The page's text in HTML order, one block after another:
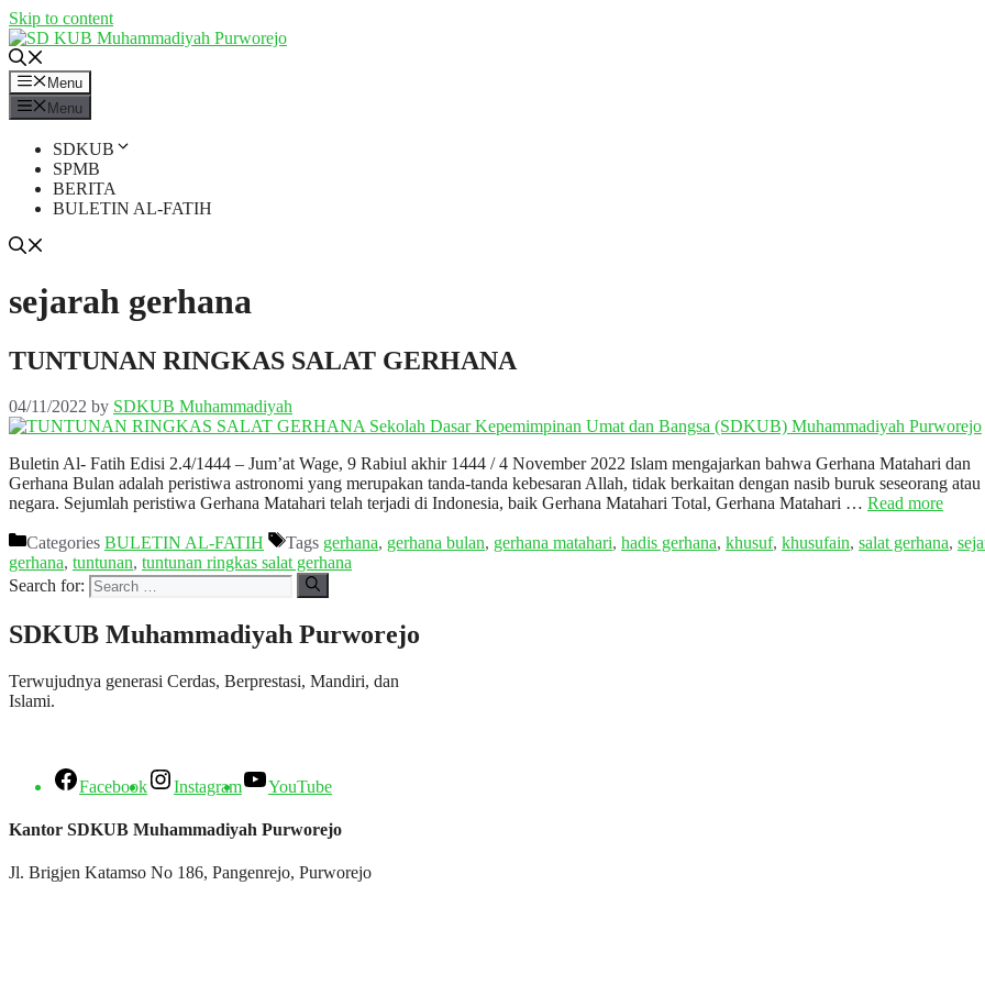
Skip to content
Menu
Menu
SDKUB
SPMB
BERITA
BULETIN AL-FATIH
sejarah gerhana
TUNTUNAN RINGKAS SALAT GERHANA
04/11/2022 by SDKUB Muhammadiyah
Buletin Al- Fatih Edisi 2.4/1444 – Jum’at Wage, 9 Rabiul akhir 1444 / 4 November 2022 Islam mengajarkan bahwa Gerhana Matahari dan
Gerhana Bulan adalah peristiwa astronomi yang merupakan tanda-tanda kebesaran Allah, tidak berkaitan dengan nasib buruk seseorang atau
negara. Sejumlah peristiwa Gerhana Matahari telah terjadi di Indonesia, baik Gerhana Matahari Total, Gerhana Matahari … Read more
Categories BULETIN AL-FATIH Tags gerhana, gerhana bulan, gerhana matahari, hadis gerhana, khusuf, khusufain, salat gerhana,
gerhana, tuntunan, tuntunan ringkas salat gerhana
Search for:
SDKUB Muhammadiyah Purworejo
Terwujudnya generasi Cerdas, Berprestasi, Mandiri, dan
Islami.
Facebook Instagram YouTube
Kantor SDKUB Muhammadiyah Purworejo
Jl. Brigjen Katamso No 186, Pangenrejo, Purworejo